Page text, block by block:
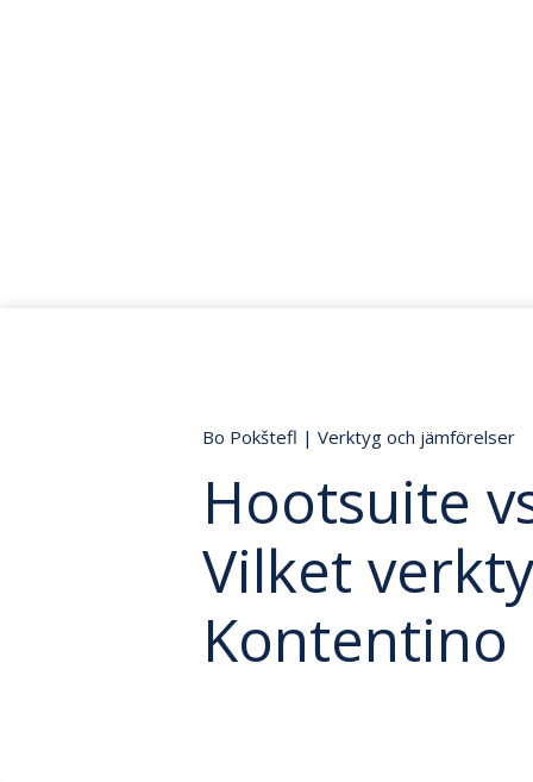
Bo Pokštefl | Verktyg och jämförelser
Hootsuite
Vilket
Kontentino